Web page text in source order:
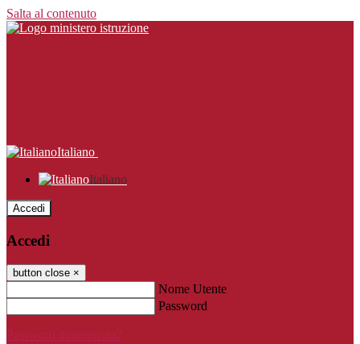
Salta al contenuto
Italiano
Italiano
Accedi
Accedi
button close ×
Nome Utente
Password
Password dimenticata?